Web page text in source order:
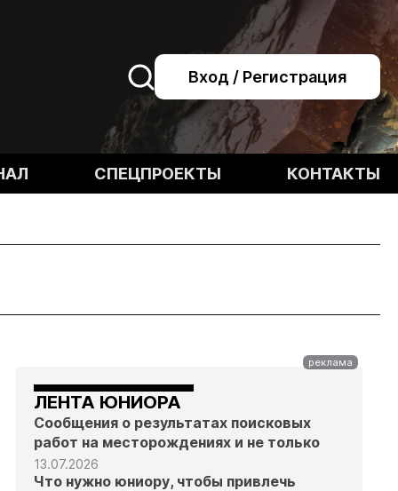
Вход / Регистрация
СПЕЦПРОЕКТЫ КОНТАКТЫ
ЛЕНТА ЮНИОРА
Сообщения о результатах поисковых
работ на месторождениях и не только
13.07.2026
Что нужно юниору, чтобы привлечь